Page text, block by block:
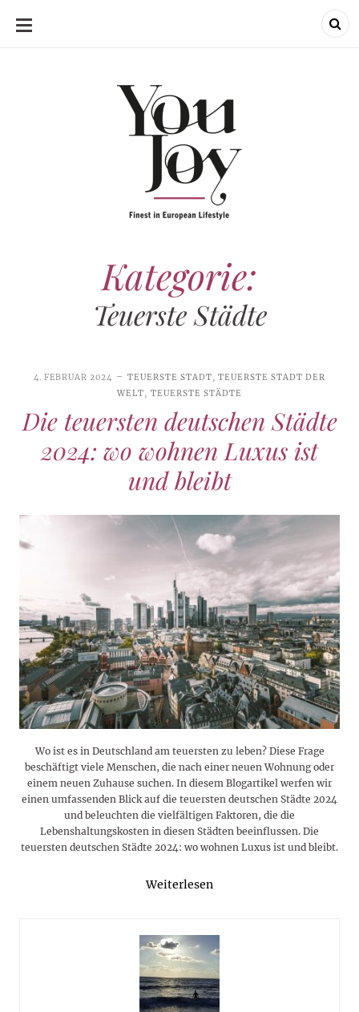
SKIP
Kategorie:
Teuerste Städte
4. FEBRUAR 2024 TEUERSTE STADT,TEUERSTE STADT DER
WELT, TEUERSTE STÄDTE
Die teuersten deutschen Städte
2024: wo wohnen Luxus ist
und bleibt
Wo ist es in Deutschland am teuersten zu leben? Diese Frage
beschäftigt viele Menschen, die nach einer neuen Wohnung oder
einem neuen Zuhause suchen. In diesem Blogartikel werfen wir
einen umfassenden Blick auf die teuersten deutschen Städte 2024
und beleuchten die vielfältigen Faktoren, die die
Lebenshaltungskosten in diesen Städten beeinflussen. Die
teuersten deutschen Städte 2024: wo wohnen Luxus ist und bleibt.
Weiterlesen